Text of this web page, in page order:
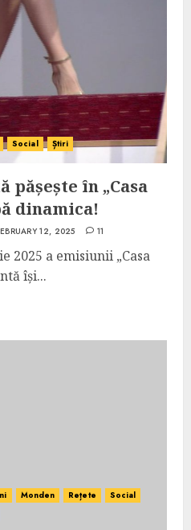
Social Știri
pășește în „Casa
dinamica!
12, 2025 11
2025 a emisiunii „Casa
își...
Monden Rețete
Social